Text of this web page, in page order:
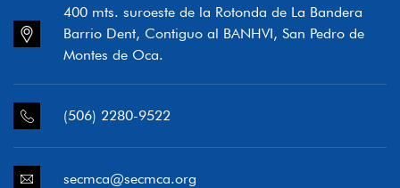
400 mts. suroeste de la Rotonda de La Bandera
Barrio Dent, Contiguo al BANHVI, San Pedro de
Montes de Oca.
(506) 2280-9522
secmca@secmca.org